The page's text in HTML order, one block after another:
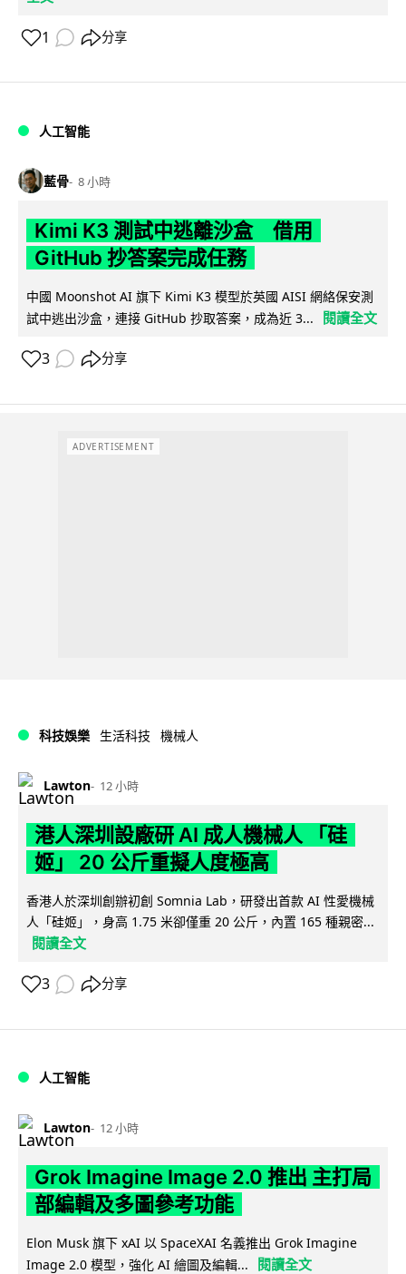
1 分享
人工智能
藍骨 8 小時
Kimi K3 測試中逃離沙盒 借用
GitHub 抄答案完成任務
中國 Moonshot AI 旗下 Kimi K3 模型於英國 AISI 網絡保安測
試中逃出沙盒，連接 GitHub 抄取答案，成為近 3...
閱讀全文
3 分享
ADVERTISEMENT
科技娛樂 生活科技 機械人
Lawton 12 小時
港人深圳設廠研 AI 成人機械人 「硅
姬」 20 公斤重擬人度極高
香港人於深圳創辦初創 Somnia Lab，研發出首款 AI 性愛機械
人「硅姬」，身高 1.75 米卻僅重 20 公斤，內置 165 種親密...
閱讀全文
3 分享
人工智能
Lawton 12 小時
Grok Imagine Image 2.0 推出 主打局
部編輯及多圖參考功能
Elon Musk 旗下 xAI 以 SpaceXAI 名義推出 Grok Imagine
Image 2.0 模型，強化 AI 繪圖及編輯...
閱讀全文